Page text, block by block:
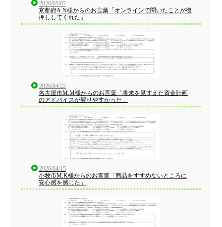
2026/05/07
京都府A.N様からのお言葉「オンラインで聞いたことが後
押ししてくれた」
2026/04/22
名古屋市M.M様からのお言葉「将来を見すえた資金計画
のアドバイスが解りやすかった」
2026/04/15
小牧市M.K様からのお言葉「商品をすすめないところに
安心感を感じた」